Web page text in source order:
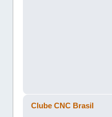
Clube CNC Brasil